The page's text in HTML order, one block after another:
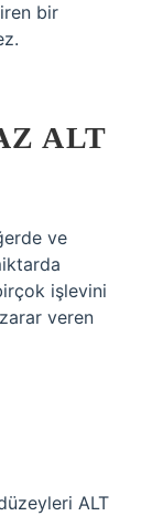
bir
ALT
ve
işlevini
veren
ALT